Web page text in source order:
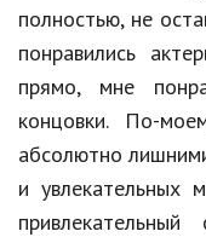
Обзоры
Рецепты
Красота и
Hi-Tech.
Авто, мото
полностью, не
понравились
прямо, мне
концовки. По-
абсолютно
и увлекательных